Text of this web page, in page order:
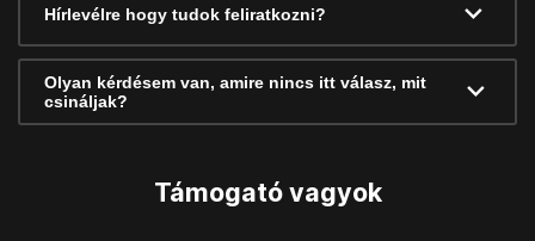
Hírlevélre hogy tudok feliratkozni?
Olyan kérdésem van, amire nincs itt válasz, mit
csináljak?
Támogató vagyok